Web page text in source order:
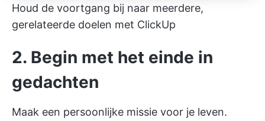
Houd de voortgang bij naar meerdere,
gerelateerde doelen met ClickUp
2. Begin met het einde in
gedachten
Maak een persoonlijke missie voor je leven.